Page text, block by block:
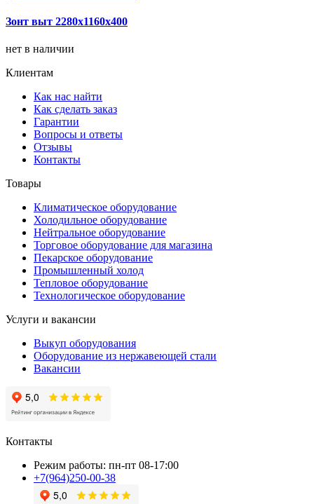
Зонт выт 2280х1160х400
нет в наличии
Клиентам
Как нас найти
Как сделать заказ
Гарантии
Вопросы и ответы
Отзывы
Контакты
Товары
Климатическое оборудование
Холодильное оборудование
Нейтральное оборудование
Торговое оборудование для магазина
Пекарское оборудование
Промышленный холод
Тепловое оборудование
Технологическое оборудование
Услуги и вакансии
Выкуп оборудования
Оборудование из нержавеющей стали
Вакансии
Контакты
Режим работы: пн-пт 08-17:00
+7(964)250-00-38